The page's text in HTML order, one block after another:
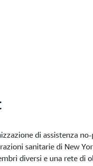
di assistenza
sanitarie di New
diversi e una rete di